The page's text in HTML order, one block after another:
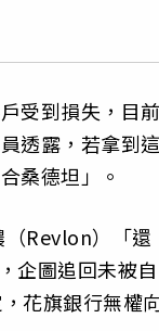
受到損失，目
透露，若拿到
桑德坦」。
Revlon）「還
企圖追回未被自
花旗銀行無權